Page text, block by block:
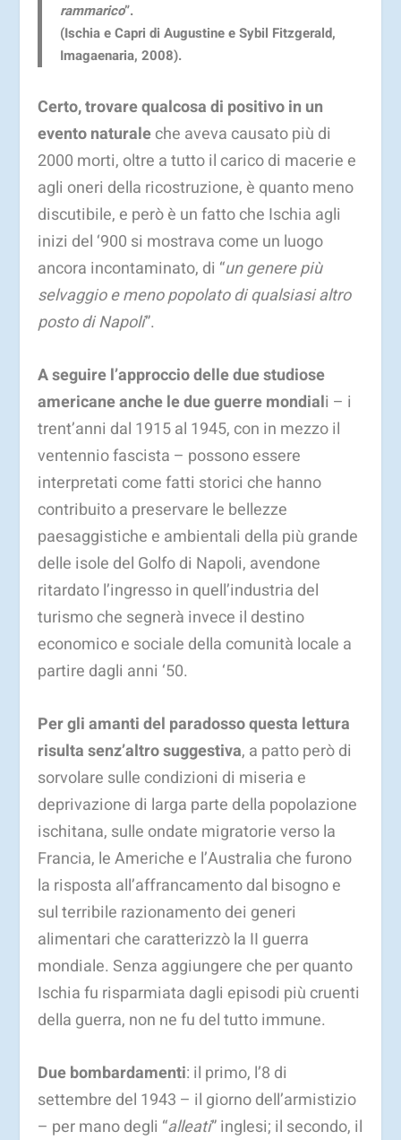
rammarico”.
(Ischia e Capri di Augustine e Sybil Fitzgerald,
Imagaenaria, 2008).
Certo, trovare qualcosa di positivo in un
evento naturaleche aveva causato più di
2000 morti, oltre a tutto il carico di macerie e
agli oneri della ricostruzione, è quanto meno
discutibile, e però è un fatto che Ischia agli
inizi del ‘900 si mostrava come un luogo
ancora incontaminato, di “un genere più
selvaggio e meno popolato di qualsiasi altro
posto di Napoli”.
A seguire l’approccio delle due studiose
americane anche le due guerre mondiali – i
trent’anni dal 1915 al 1945, con in mezzo il
ventennio fascista – possono essere
interpretati come fatti storici che hanno
contribuito a preservare le bellezze
paesaggistiche e ambientali della più grande
delle isole del Golfo di Napoli, avendone
ritardato l’ingresso in quell’industria del
turismo che segnerà invece il destino
economico e sociale della comunità locale a
partire dagli anni ‘50.
Per gli amanti del paradosso questa lettura
risulta senz’altro suggestiva, a patto però di
sorvolare sulle condizioni di miseria e
deprivazione di larga parte della popolazione
ischitana, sulle ondate migratorie verso la
Francia, le Americhe e l’Australia che furono
la risposta all’affrancamento dal bisogno e
sul terribile razionamento dei generi
alimentari che caratterizzò la II guerra
mondiale. Senza aggiungere che per quanto
Ischia fu risparmiata dagli episodi più cruenti
della guerra, non ne fu del tutto immune.
Due bombardamenti: il primo, l’8 di
settembre del 1943 – il giorno dell’armistizio
– per mano degli “alleati” inglesi; il secondo, il